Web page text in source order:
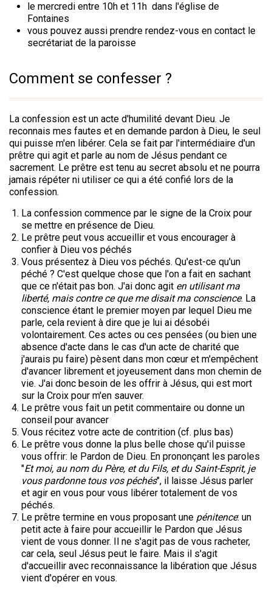
le mercredi entre 10h et 11h dans l'église de
Fontaines
vous pouvez aussi prendre rendez-vous en contact le
secrétariat de la paroisse
Comment se confesser ?
La confession est un acte d'humilité devant Dieu. Je
reconnais mes fautes et en demande pardon à Dieu, le seul
qui puisse m'en libérer. Cela se fait par l'intermédiaire d'un
prêtre qui agit et parle au nom de Jésus pendant ce
sacrement. Le prêtre est tenu au secret absolu et ne pourra
jamais répéter ni utiliser ce qui a été confié lors de la
confession.
La confession commence par le signe de la Croix pour
se mettre en présence de Dieu.
Le prêtre peut vous accueillir et vous encourager à
confier à Dieu vos péchés
Vous présentez à Dieu vos péchés. Qu'est-ce qu'un
péché ? C'est quelque chose que l'on a fait en sachant
que ce n'était pas bon. J'ai donc agit en utilisant ma
liberté, mais contre ce que me disait ma conscience. La
conscience étant le premier moyen par lequel Dieu me
parle, cela revient à dire que je lui ai désobéi
volontairement. Ces actes ou ces pensées (ou bien une
absence d'acte dans le cas d'un acte de charité que
j'aurais pu faire) pèsent dans mon cœur et m'empêchent
d'avancer librement et joyeusement dans mon chemin de
vie. J'ai donc besoin de les offrir à Jésus, qui est mort
sur la Croix pour m'en sauver.
Le prêtre vous fait un petit commentaire ou donne un
conseil pour avancer
Vous récitez votre acte de contrition (cf. plus bas)
Le prêtre vous donne la plus belle chose qu'il puisse
vous offrir: le Pardon de Dieu. En prononçant les paroles
"Et moi, au nom du Père, et du Fils, et du Saint-Esprit, je
vous pardonne tous vos péchés", il laisse Jésus parler
et agir en vous pour vous libérer totalement de vos
péchés.
Le prêtre termine en vous proposant une pénitence: un
petit acte à faire pour accueillir le Pardon que Jésus
vient de vous donner. Il ne s'agit pas de vous racheter,
car cela, seul Jésus peut le faire. Mais il s'agit
d'accueillir avec reconnaissance la libération que Jésus
vient d'opérer en vous.